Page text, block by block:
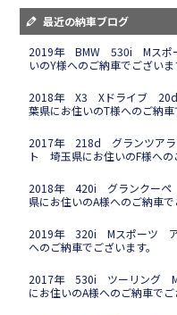
最近の納車ブログ
2019年 BMW 530i Mスポ
いのY様へのご納車でございま
2018年 X3 Xドライブ
葉県にお住いのT様へのご納車
2017年 218d グランツア
ト 埼玉県にお住いのF様への
2018年 420i グランクー
県にお住いのA様へのご納車で
2019年 320i Mスポーツ ア
へのご納車でございます。
2017年 530i ツーリング
にお住いのA様へのご納車でご